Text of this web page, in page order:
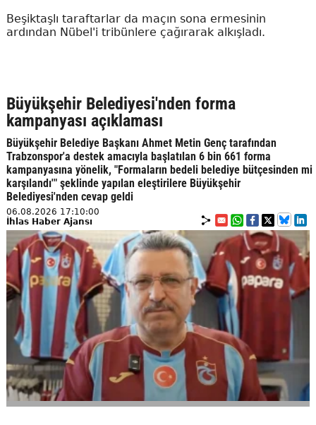
Beşiktaşlı taraftarlar da maçın sona ermesinin
ardından Nübel'i tribünlere çağırarak alkışladı.
Büyükşehir Belediyesi'nden forma
kampanyası açıklaması
Büyükşehir Belediye Başkanı Ahmet Metin Genç tarafından
Trabzonspor'a destek amacıyla başlatılan 6 bin 661 forma
kampanyasına yönelik, "Formaların bedeli belediye bütçesinden mi
karşılandı'" şeklinde yapılan eleştirilere Büyükşehir
Belediyesi'nden cevap geldi
06.08.2026 17:10:00
İhlas Haber Ajansı